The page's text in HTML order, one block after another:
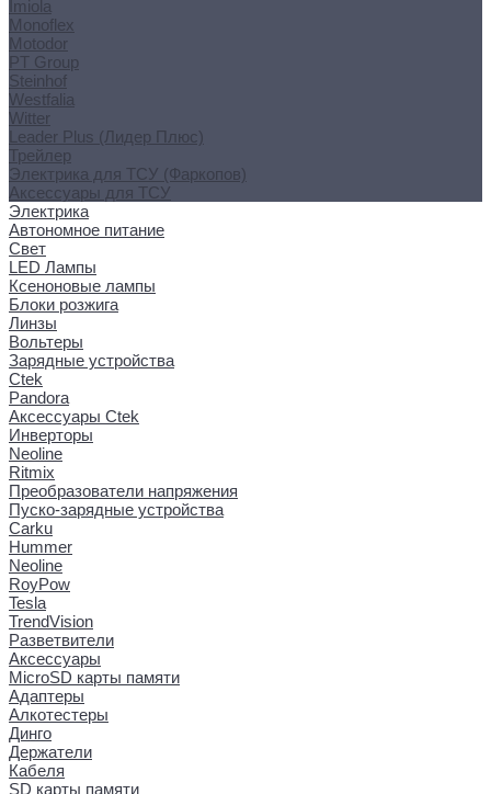
Imiola
Monoflex
Motodor
PT Group
Steinhof
Westfalia
Witter
Leader Plus (Лидер Плюс)
Трейлер
Электрика для ТСУ (Фаркопов)
Аксессуары для ТСУ
Электрика
Автономное питание
Свет
LED Лампы
Ксеноновые лампы
Блоки розжига
Линзы
Вольтеры
Зарядные устройства
Ctek
Pandora
Аксессуары Ctek
Инверторы
Neoline
Ritmix
Преобразователи напряжения
Пуско-зарядные устройства
Carku
Hummer
Neoline
RoyPow
Tesla
TrendVision
Разветвители
Аксессуары
MicroSD карты памяти
Адаптеры
Алкотестеры
Динго
Держатели
Кабеля
SD карты памяти